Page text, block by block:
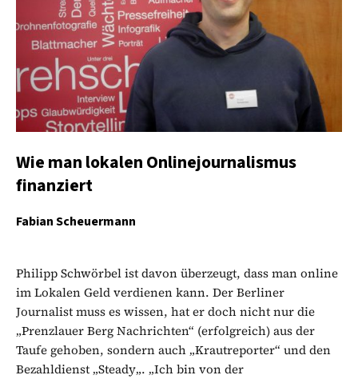
Wie man lokalen Onlinejournalismus
finanziert
Fabian Scheuermann
Philipp Schwörbel ist davon überzeugt, dass man online
im Lokalen Geld verdienen kann. Der Berliner
Journalist muss es wissen, hat er doch nicht nur die
„Prenzlauer Berg Nachrichten“ (erfolgreich) aus der
Taufe gehoben, sondern auch „Krautreporter“ und den
Bezahldienst „Steady„. „Ich bin von der